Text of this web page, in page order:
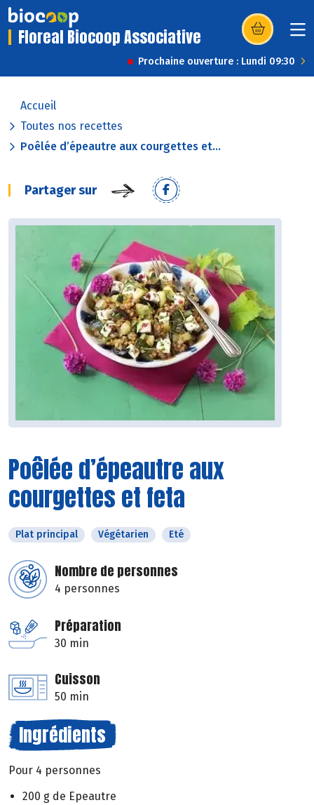
Floreal Biocoop Associative (s’ouvre dans
Prochaine ouverture : Lundi 09:30
Accueil
Toutes nos recettes
Poêlée d’épeautre aux courgettes et...
Partager sur
Poêlée d’épeautre aux
courgettes et feta
Plat principal Végétarien Eté
Nombre de personnes
4 personnes
Préparation
30 min
Cuisson
50 min
Ingrédients
Pour 4 personnes
200 g de Epeautre